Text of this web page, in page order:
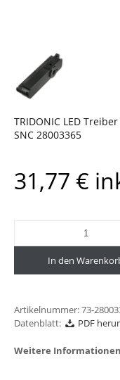
TRIDONIC LED
SNC 28003365
31,77 €
In den
Artikelnummer:73-
Datenblatt:
PDF
Weitere